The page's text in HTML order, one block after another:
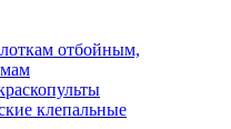
отбойным,
клепальные